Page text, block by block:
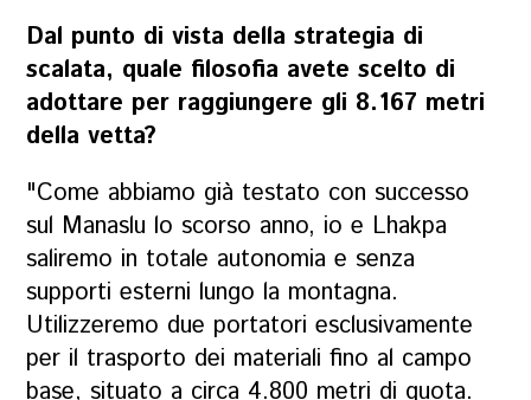
Dal punto di vista della strategia di
scalata, quale filosofia avete scelto di
adottare per raggiungere gli 8.167 metri
della vetta?
"Come abbiamo già testato con successo
sul Manaslu lo scorso anno, io e Lhakpa
saliremo in totale autonomia e senza
supporti esterni lungo la montagna.
Utilizzeremo due portatori esclusivamente
per il trasporto dei materiali fino al campo
base, situato a circa 4.800 metri di quota.